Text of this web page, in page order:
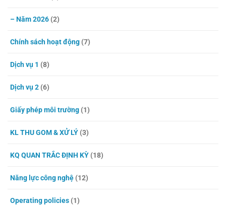
– Năm 2026 (2)
Chính sách hoạt động (7)
Dịch vụ 1 (8)
Dịch vụ 2 (6)
Giấy phép môi trường (1)
KL THU GOM & XỬ LÝ (3)
KQ QUAN TRẮC ĐỊNH KỲ (18)
Năng lực công nghệ (12)
Operating policies (1)